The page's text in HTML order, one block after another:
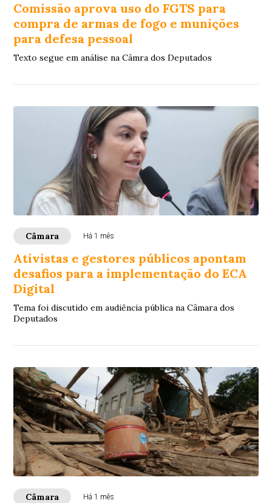
Comissão aprova uso do FGTS para
compra de armas de fogo e munições
para defesa pessoal
Texto segue em análise na Câmra dos Deputados
Câmara Há 1 mês
Ativistas e gestores públicos apontam
desafios para a implementação do ECA
Digital
Tema foi discutido em audiência pública na Câmara dos
Deputados
Câmara Há 1 mês